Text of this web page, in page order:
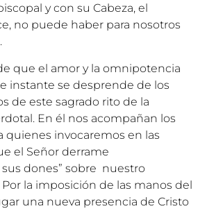
y con su Cabeza, el
no puede haber para nosotros
que el amor y la omnipotencia
instante se desprende de los
de este sagrado rito de la
En él nos acompañan los
quienes invocaremos en las
el Señor derrame
dones” sobre nuestro
la imposición de las manos del
una nueva presencia de Cristo